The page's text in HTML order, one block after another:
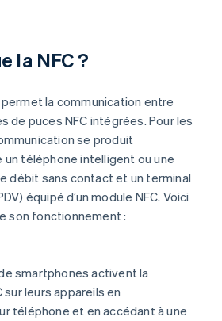
la NFC ?
la communication entre
de puces NFC intégrées. Pour les
se produit
téléphone intelligent ou une
débit sans contact et un terminal
équipé d’un module NFC. Voici
son fonctionnement :
smartphones activent la
sur leurs appareils en
téléphone et en accédant à une